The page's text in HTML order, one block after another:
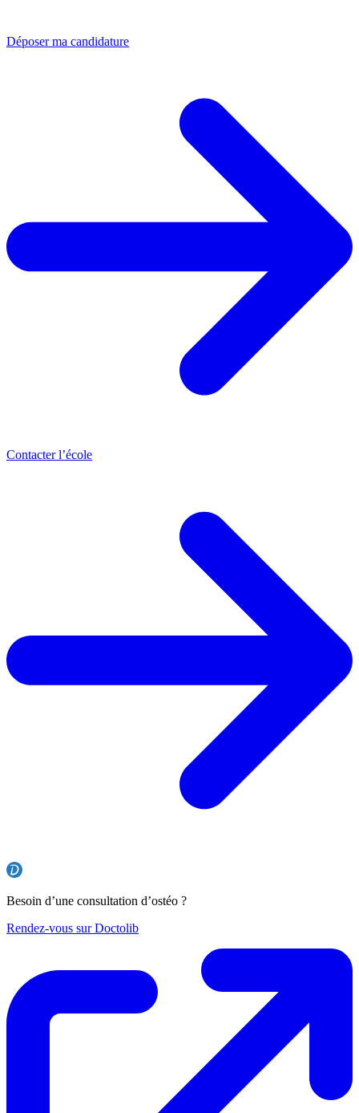
Déposer ma candidature
Contacter l’école
Besoin d’une consultation d’ostéo ?
Rendez-vous sur Doctolib